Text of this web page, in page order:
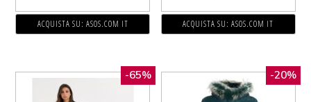
ACQUISTA SU: ASOS.COM IT ACQUISTA SU: ASOS.COM IT
-65% -20%